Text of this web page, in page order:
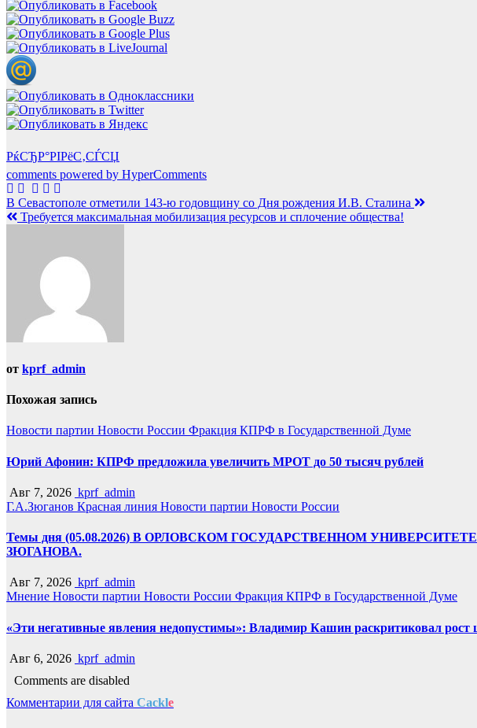
РќСЂР°РІРёС‚СЃСЏ
comments powered by HyperComments
Навигация
по
В Севастополе отметили 143-ю годовщину со Дня рождения И.В. Сталина
Требуется максимальная мобилизация ресурсов и сплочение общества!
от kprf_admin
Похожая запись
Новости партии Новости России Фракция КПРФ в Государственной Думе
Юрий Афонин: КПРФ предложила увеличить МРОТ до 50 тысяч рублей
Авг 7, 2026 kprf_admin
Г.А.Зюганов Красная линия Новости партии Новости России
Темы дня (05.08.2026) В ОРЛОВСКОМ ГОСУДАРСТВЕННОМ
ЗЮГАНОВА.
Авг 7, 2026 kprf_admin
Мнение Новости партии Новости России Фракция КПРФ в Государственной Думе
«Эти негативные явления недопустимы»: Владимир Кашин раскритиковал рост
Авг 6, 2026 kprf_admin
Comments are disabled
Комментарии для сайта Cackle